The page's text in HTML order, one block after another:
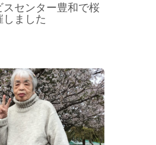
スセンター豊和で桜
しました